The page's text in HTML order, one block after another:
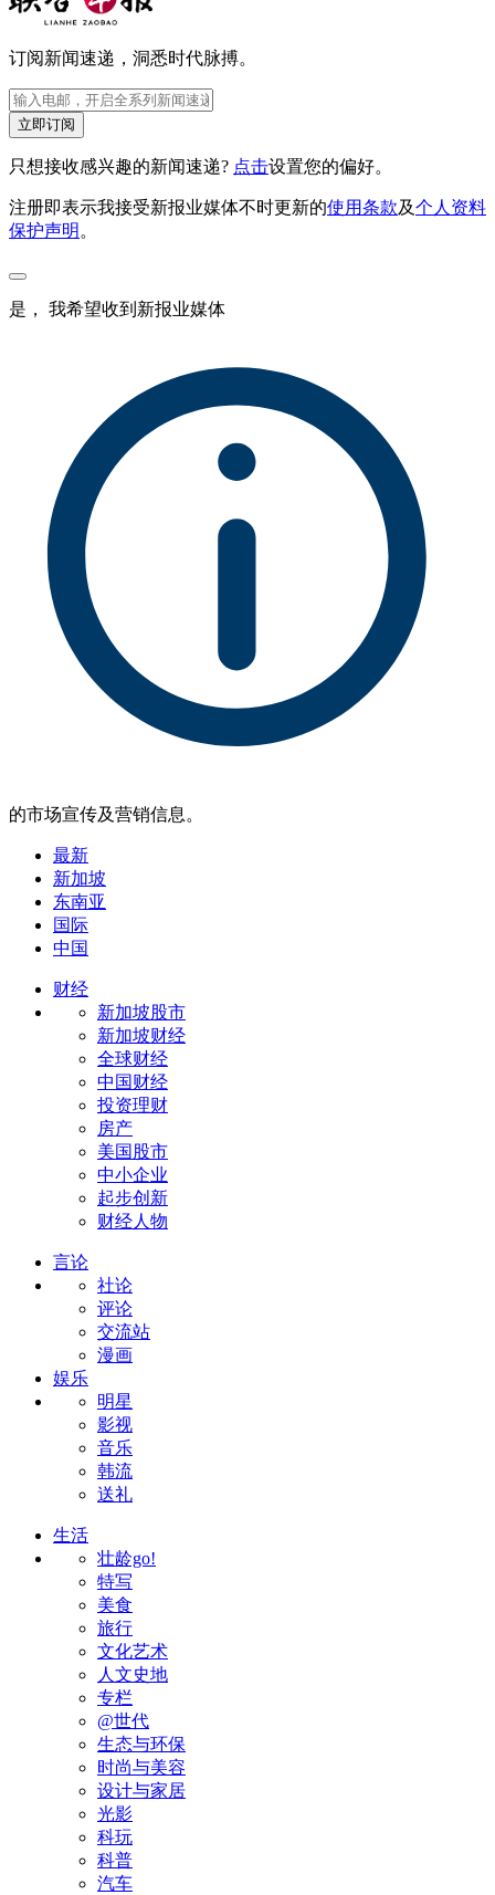
订阅新闻速递，洞悉时代脉搏。
立即订阅
只想接收感兴趣的新闻速递? 点击设置您的偏好。
注册即表示我接受新报业媒体不时更新的使用条款及个人资料
保护声明 。
是， 我希望收到新报业媒体
的市场宣传及营销信息。
最新
新加坡
东南亚
国际
中国
财经
新加坡股市
新加坡财经
全球财经
中国财经
投资理财
房产
美国股市
中小企业
起步创新
财经人物
言论
社论
评论
交流站
漫画
娱乐
明星
影视
音乐
韩流
送礼
生活
壮龄go!
特写
美食
旅行
文化艺术
人文史地
专栏
@世代
生态与环保
时尚与美容
设计与家居
光影
科玩
科普
汽车